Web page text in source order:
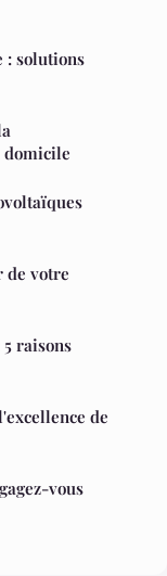
: solutions
domicile
de votre
raisons
de
vous